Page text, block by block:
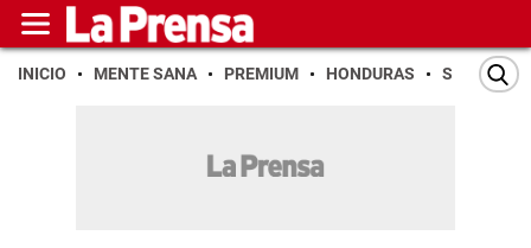
INICIO MENTE SANA PREMIUM HONDURAS SAN PEDRO